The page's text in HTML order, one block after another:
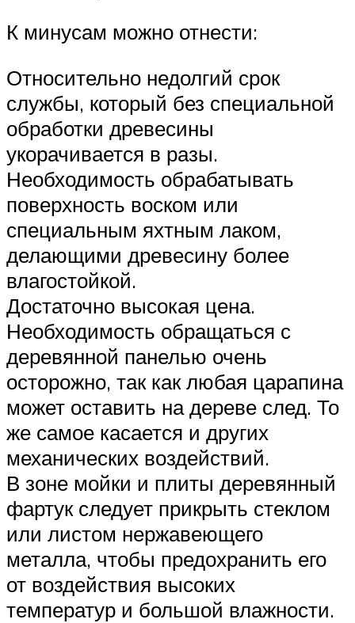
К минусам можно отнести:
Относительно недолгий срок
службы, который без специальной
обработки древесины
укорачивается в разы.
Необходимость обрабатывать
поверхность воском или
специальным яхтным лаком,
делающими древесину более
влагостойкой.
Достаточно высокая цена.
Необходимость обращаться с
деревянной панелью очень
осторожно, так как любая царапина
может оставить на дереве след. То
же самое касается и других
механических воздействий.
В зоне мойки и плиты деревянный
фартук следует прикрыть стеклом
или листом нержавеющего
металла, чтобы предохранить его
от воздействия высоких
температур и большой влажности.